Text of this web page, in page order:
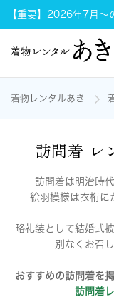
【重要】2026年7月～
着物レンタルあき
訪問着 レ
訪問着は明治時
絵羽模様は衣桁に
略礼装として結婚式
別なくお召
おすすめの訪問着を
訪問着